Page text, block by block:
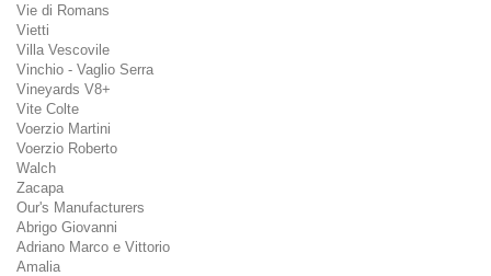
Vie di Romans
Vietti
Villa Vescovile
Vinchio - Vaglio Serra
Vineyards V8+
Vite Colte
Voerzio Martini
Voerzio Roberto
Walch
Zacapa
Our's Manufacturers
Abrigo Giovanni
Adriano Marco e Vittorio
Amalia